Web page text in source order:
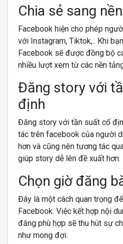
Chia sẻ sang
Facebook hiện cho phép
với Instagram, Tiktok,.. Khi
Facebook sẽ được đồng bộ
nhiều lượt xem từ các nền
Đăng story với
định
Đăng story với tần suất cố
tác trên facebook của người
hơn và cũng nên tương tác
giúp story dễ lên đề xuất hơn.
Chọn giờ đăng
Đây là một cách quan trọng
Facebook. Việc kết hợp nội
đăng phù hợp sẽ thu hút sự
như mong đợi.